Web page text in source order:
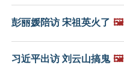
彭丽媛陪访 宋祖英火了 🖼️
习近平出访 刘云山搞鬼 🖼️